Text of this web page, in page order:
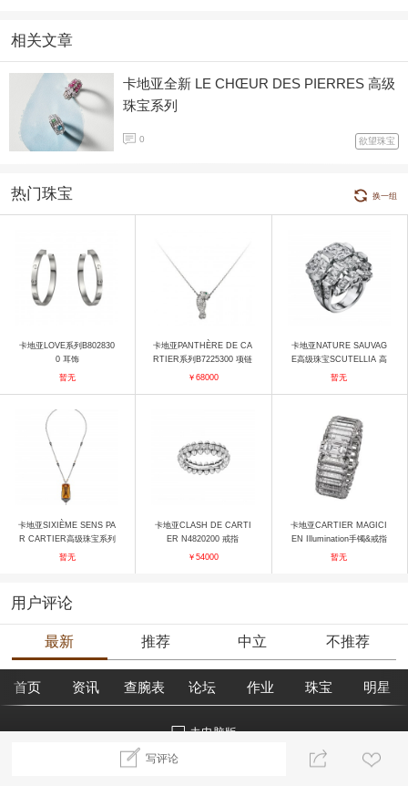
相关文章
卡地亚全新 LE CHŒUR DES PIERRES 高级
珠宝系列
0 欲望珠宝
热门珠宝 换一组
卡地亚LOVE系列B802830
0 耳饰
暂无
卡地亚PANTHÈRE DE CA
RTIER系列B7225300 项链
￥68000
卡地亚NATURE SAUVAG
E高级珠宝SCUTELLIA 高
级珠宝戒指 戒指
暂无
卡地亚SIXIÈME SENS PA
R CARTIER高级珠宝系列
Panthère Illusionniste项链
暂无
卡地亚CLASH DE CARTI
ER N4820200 戒指
￥54000
卡地亚CARTIER MAGICI
EN Illumination手镯&戒指
手镯
暂无
用户评论
最新 推荐 中立 不推荐
写评论
首页 资讯 查腕表 论坛 作业 珠宝 明星
去电脑版
©2018腕表之家 m.xbiao.com